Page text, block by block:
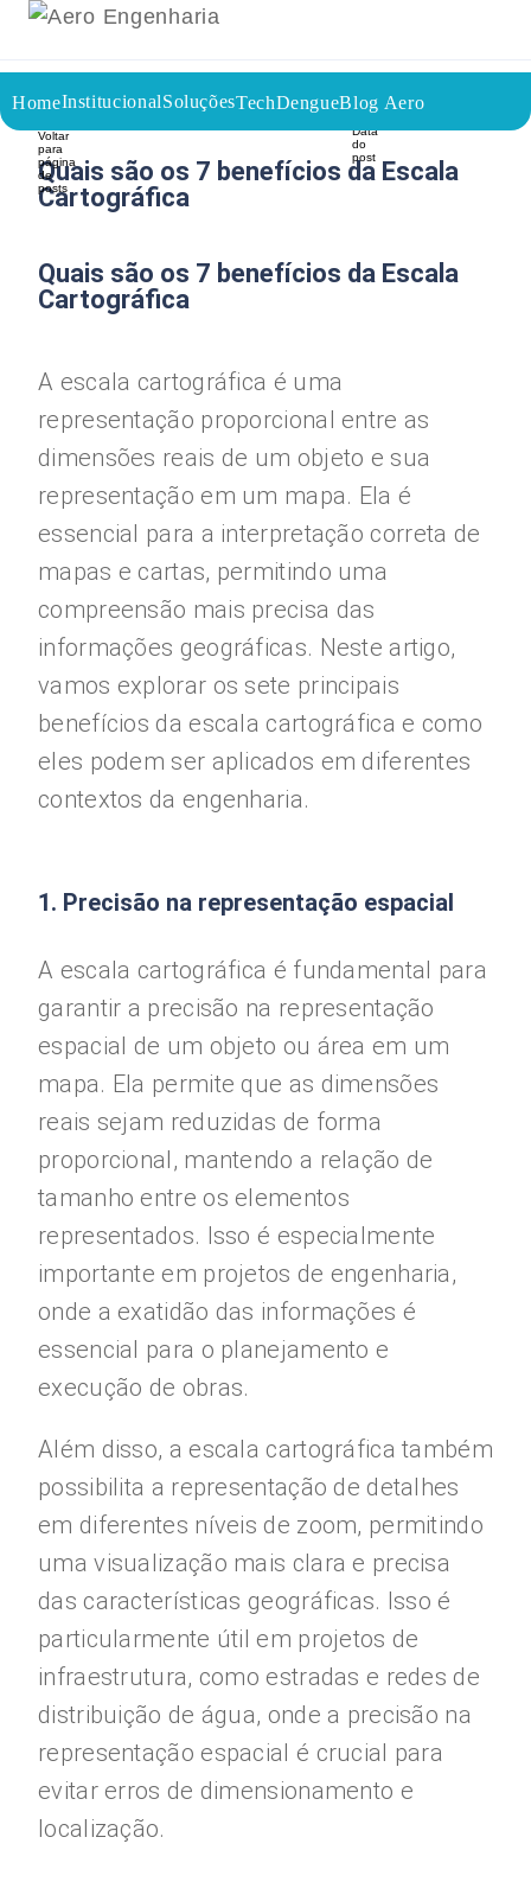
HomeInstitucionalSoluçõesTechDengueBlog Aero
02/09/2023
Voltar a página inicial do blog
Quais são os 7 benefícios da Escala
Cartográfica
Quais são os 7 benefícios da Escala
Cartográfica
A escala cartográfica é uma
representação proporcional entre as
dimensões reais de um objeto e sua
representação em um mapa. Ela é
essencial para a interpretação correta de
mapas e cartas, permitindo uma
compreensão mais precisa das
informações geográficas. Neste artigo,
vamos explorar os sete principais
benefícios da escala cartográfica e como
eles podem ser aplicados em diferentes
contextos da engenharia.
1. Precisão na representação espacial
A escala cartográfica é fundamental para
garantir a precisão na representação
espacial de um objeto ou área em um
mapa. Ela permite que as dimensões
reais sejam reduzidas de forma
proporcional, mantendo a relação de
tamanho entre os elementos
representados. Isso é especialmente
importante em projetos de engenharia,
onde a exatidão das informações é
essencial para o planejamento e
execução de obras.
Além disso, a escala cartográfica também
possibilita a representação de detalhes
em diferentes níveis de zoom, permitindo
uma visualização mais clara e precisa
das características geográficas. Isso é
particularmente útil em projetos de
infraestrutura, como estradas e redes de
distribuição de água, onde a precisão na
representação espacial é crucial para
evitar erros de dimensionamento e
localização.